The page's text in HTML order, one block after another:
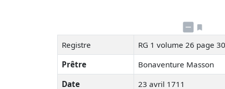
Registre
RG 1 volume 26 page
Prêtre
Bonaventure Masson
Date
23 avril 1711